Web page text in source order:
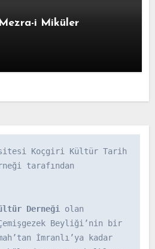
i Miküler
Koçgiri Kültür Tarih
tarafından
Derneği olan
Beyliği’nin bir
İmranlı’ya kadar